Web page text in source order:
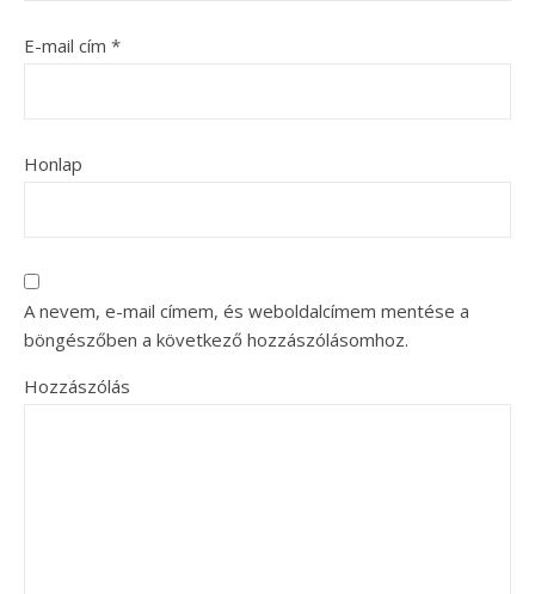
E-mail cím *
Honlap
A nevem, e-mail címem, és weboldalcímem mentése a
böngészőben a következő hozzászólásomhoz.
Hozzászólás